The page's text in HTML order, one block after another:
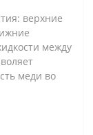
верхние
между
меди во